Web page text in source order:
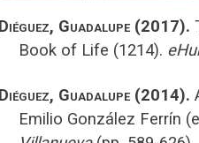
Guadalupe (2017).
Book of Life (1214).
Guadalupe (2014).
Emilio González Ferrín